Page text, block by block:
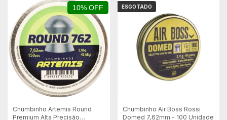
10% OFF
Chumbinho Artemis Round
Premium Alta Precisão
ESGOTADO
Chumbinho Air Boss Rossi
Domed 7,62mm - 100 Unidade